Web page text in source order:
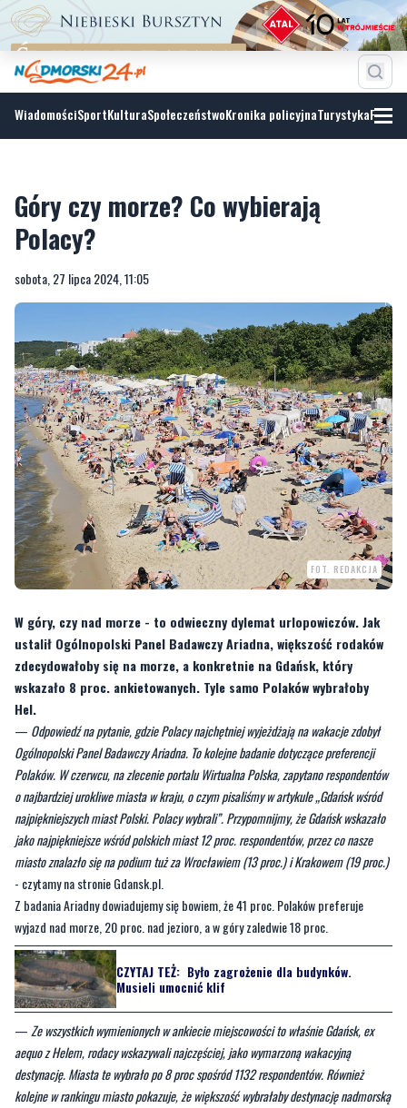
WiadomościSportKulturaSpołeczeństwoKronika policyjnaTurystyka
Góry czy morze? Co wybierają
Polacy?
sobota, 27 lipca 2024, 11:05
FOT. REDAKCJA
W góry, czy nad morze - to odwieczny dylemat urlopowiczów. Jak
ustalił Ogólnopolski Panel Badawczy Ariadna, większość rodaków
zdecydowałoby się na morze, a konkretnie na Gdańsk, który
wskazało 8 proc. ankietowanych. Tyle samo Polaków wybrałoby
Hel.
—Odpowiedź na pytanie, gdzie Polacy najchętniej wyjeżdżają na wakacje zdobył
Ogólnopolski Panel Badawczy Ariadna. To kolejne badanie dotyczące preferencji
Polaków. W czerwcu, na zlecenie portalu Wirtualna Polska, zapytano respondentów
o najbardziej urokliwe miasta w kraju, o czym pisaliśmy w artykule „Gdańsk wśród
najpiękniejszych miast Polski. Polacy wybrali”. Przypomnijmy, że Gdańsk wskazało
jako najpiękniejsze wśród polskich miast 12 proc. respondentów, przez co nasze
miasto znalazło się na podium tuż za Wrocławiem (13 proc.) i Krakowem (19 proc.)
- czytamy na stronie Gdansk.pl.
Z badania Ariadny dowiadujemy się bowiem, że 41 proc. Polaków preferuje
wyjazd nad morze, 20 proc. nad jezioro, a w góry zaledwie 18 proc.
CZYTAJ TEŻ:Było zagrożenie dla budynków.
Musieli umocnić klif
—Ze wszystkich wymienionych w ankiecie miejscowości to właśnie Gdańsk, ex